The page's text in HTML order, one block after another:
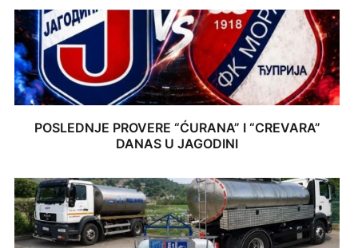
POSLEDNJE PROVERE “ĆURANA” I “CREVARA”
DANAS U JAGODINI